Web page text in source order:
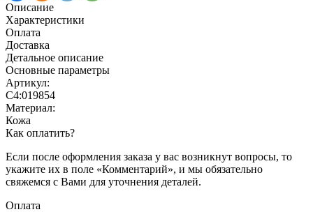
Описание
Характеристики
Оплата
Доставка
Детальное описание
Основные параметры
Артикул:
С4:019854
Материал:
Кожа
Как оплатить?
Если после оформления заказа у вас возникнут вопросы, то
укажите их в поле «Комментарий», и мы обязательно
свяжемся с Вами для уточнения деталей.
Оплата